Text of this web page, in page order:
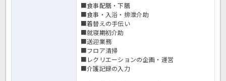
■食事配膳・下膳
■食事・入浴・排泄介助
■着替えの手伝い
■就寝期初介助
■送迎業務
■フロア清掃
■レクリエーションの企画・運営
■介護記録の入力